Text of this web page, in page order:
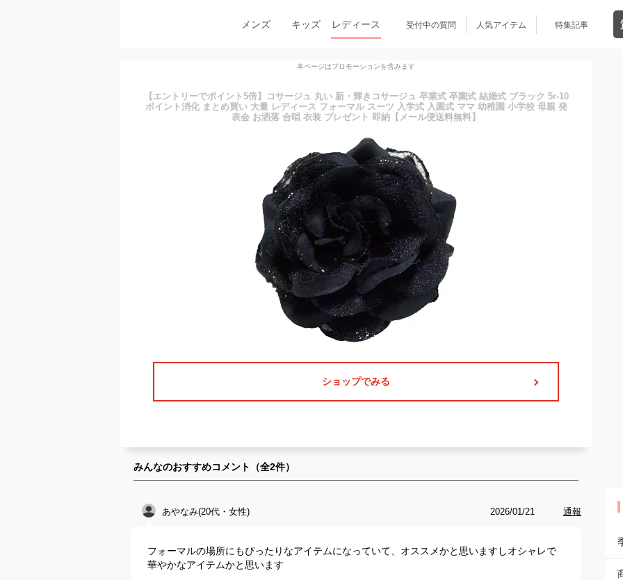
メンズ キッズ レディース 受付中の質問 人気アイテム 特集記事
本ページはプロモーションを含みます
【エントリーでポイント5倍】コサージュ 丸い 新・輝きコサージュ 卒業式 卒園式 結婚式 ブラック 5r-10
ポイント消化 まとめ買い 大量 レディース フォーマル スーツ 入学式 入園式 ママ 幼稚園 小学校 母親 発
表会 お洒落 合唱 衣装 プレゼント 即納【メール便送料無料】
ショップでみる
みんなのおすすめコメント（全2件）
あやなみ(20代・女性) 2026/01/21 通報
フォーマルの場所にもぴったりなアイテムになっていて、オススメかと思いますしオシャレで
華やかなアイテムかと思います